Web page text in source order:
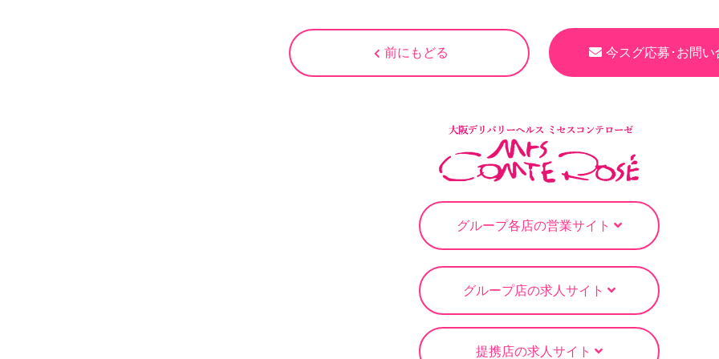
前にもどる 今スグ応募･お問い
グループ各店の営業サイト
グループ店の求人サイト
提携店の求人サイト